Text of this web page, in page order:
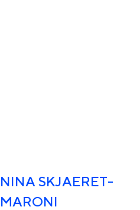
NINA SKJAERET-
MARONI